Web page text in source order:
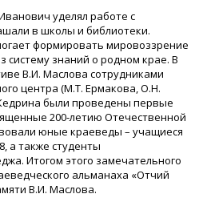
уделял работе с
в школы и библиотеки.
формировать мировоззрение
систему знаний о родном крае. В
В.И. Маслова сотрудниками
центра (М.Т. Ермакова, О.Н.
были проведены первые
200-летию Отечественной
юные краеведы – учащиеся
а также студенты
Итогом этого замечательного
альманаха «Отчий
В.И. Маслова.